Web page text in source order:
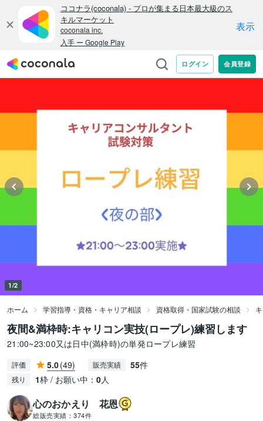
1/2
ホーム 学習指導・資格・キャリア相談 資格取得・国家試験の相談
夜間&満枠時:キャリコン実技(ロープレ)練習します
21:00~23:00又は日中(満枠時)の単発ロープレ練習
評価 5.0(49) 販売実績 55件
残り 1枠 / お願い中： 0人
心のおかえり 花恩
総販売実績： 374件